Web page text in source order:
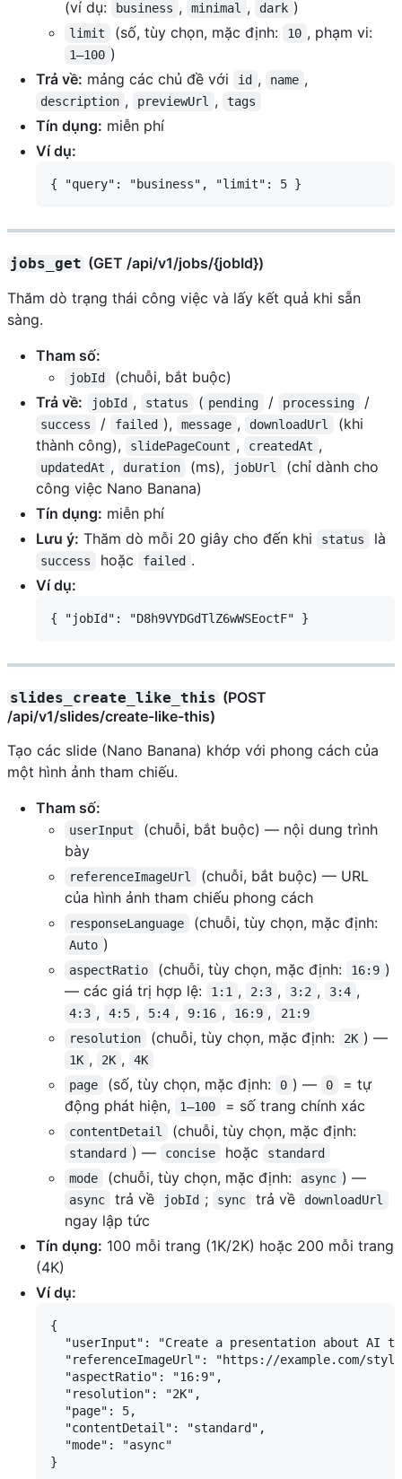
(ví dụ: business , minimal , dark )
limit (số, tùy chọn, mặc định: 10 , phạm vi:
1–100 )
Trả về: mảng các chủ đề với id , name ,
description , previewUrl , tags
Tín dụng: miễn phí
Ví dụ:
jobs_get (GET /api/v1/jobs/{jobId})
Thăm dò trạng thái công việc và lấy kết quả khi sẵn
sàng.
Tham số:
jobId
(chuỗi, bắt buộc)
Trả về:
jobId , status ( pending / processing /
success / failed ), message , downloadUrl
(khi
thành công),
slidePageCount , createdAt ,
updatedAt , duration (ms), jobUrl
(chỉ dành cho
công việc Nano Banana)
Tín dụng: miễn phí
Lưu ý: Thăm dò mỗi 20 giây cho đến khi status là
success hoặc failed .
Ví dụ:
slides_create_like_this (POST
/api/v1/slides/create-like-this)
Tạo các slide (Nano Banana) khớp với phong cách của
một hình ảnh tham chiếu.
Tham số:
userInput
(chuỗi, bắt buộc) — nội dung trình
bày
referenceImageUrl
(chuỗi, bắt buộc) — URL
của hình ảnh tham chiếu phong cách
responseLanguage (chuỗi, tùy chọn, mặc định:
Auto )
aspectRatio (chuỗi, tùy chọn, mặc định: 16:9 )
— các giá trị hợp lệ:
1:1 , 2:3 , 3:2 , 3:4 ,
4:3 , 4:5 , 5:4 , 9:16 , 16:9 ,
21:9
resolution
(chuỗi, tùy chọn, mặc định: 2K ) —
1K , 2K ,
4K
page
(số, tùy chọn, mặc định: 0 ) — 0
= tự
động phát hiện,
1–100 = số trang chính xác
contentDetail (chuỗi, tùy chọn, mặc định:
standard ) — concise hoặc
standard
mode
(chuỗi, tùy chọn, mặc định: async ) —
async trả về jobId ; sync trả về downloadUrl
ngay lập tức
Tín dụng: 100 mỗi trang (1K/2K) hoặc 200 mỗi trang
(4K)
Ví dụ:
{
"userInput": "Create a presentation about AI
"referenceImageUrl": "https://example.com/
  "aspectRatio": "16:9",
  "resolution": "2K",
  "page": 5,
  "contentDetail": "standard",
  "mode": "async"